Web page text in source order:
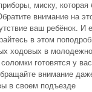
миску, которая
внимание на
ваш ребёнок. И
в этом
ходовых в
готовятся у
внимание
в своем подъезде